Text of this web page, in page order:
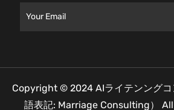
Copyright © 2024 AIライテンング
語表記: Marriage Consulting）